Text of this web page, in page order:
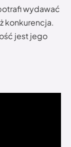
wydawać
konkurencja.
jest jego